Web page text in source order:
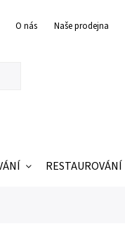
O nás Naše prodejna
RESTAUROVÁNÍ